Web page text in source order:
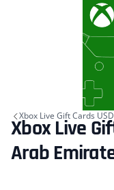
Xbox Live Gift Cards
Xbox Live
Arab